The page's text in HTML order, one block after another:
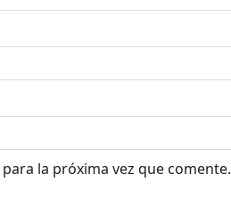
la próxima vez que comente.